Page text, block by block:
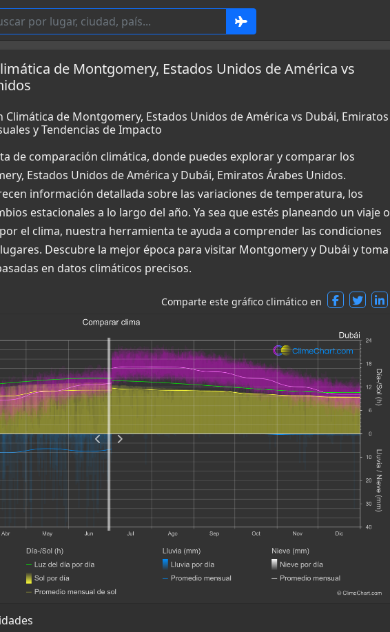
de Montgomery, Estados Unidos de América vs
de Montgomery, Estados Unidos de América vs Dubái, Emiratos
y Tendencias de Impacto
de comparación climática, donde puedes explorar y comparar los
Estados Unidos de América y Dubái, Emiratos Árabes Unidos.
información detallada sobre las variaciones de temperatura, los
estacionales a lo largo del año. Ya sea que estés planeando un viaje o
el clima, nuestra herramienta te ayuda a comprender las condiciones
Descubre la mejor época para visitar Montgomery y Dubái y toma
en datos climáticos precisos.
Comparte este gráfico climático en